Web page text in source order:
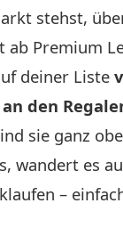
stehst,
ab Premium
deiner Liste
den
sie ganz
wandert es
–